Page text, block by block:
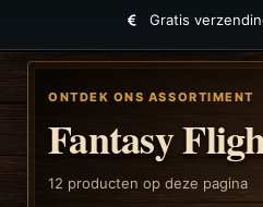
Grootste selectie aan
ONTDEK ONS ASSORTIMENT
Fantasy
12 producten op deze pagina